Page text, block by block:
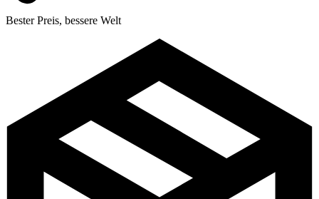
Bester Preis, bessere Welt